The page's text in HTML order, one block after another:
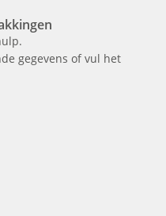
gegevens of vul het